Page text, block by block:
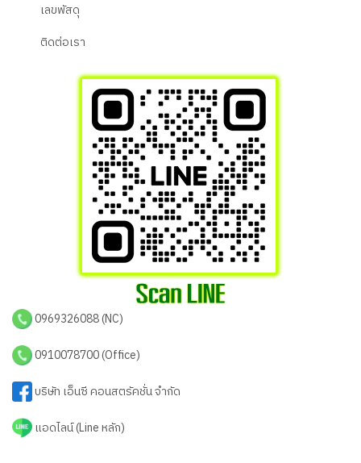
เลขพัสดุ
ติดต่อเรา
0969326088 (NC)
0910078700 (Office)
บริษัท เอ็นซี คอนสตรัคชั่น จำกัด
แอดไลน์ (Line หลัก)